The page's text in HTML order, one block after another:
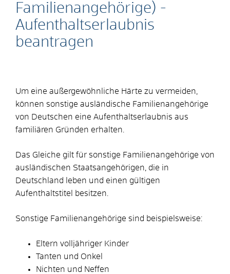
Familienangehörige) -
Aufenthaltserlaubnis
beantragen
Um eine außergewöhnliche Härte zu vermeiden,
können sonstige ausländische Familienangehörige
von Deutschen eine Aufenthaltserlaubnis aus
familiären Gründen erhalten.
Das Gleiche gilt für sonstige Familienangehörige von
ausländischen Staatsangehörigen, die in
Deutschland leben und einen gültigen
Aufenthaltstitel besitzen.
Sonstige Familienangehörige sind beispielsweise:
Eltern volljähriger Kinder
Tanten und Onkel
Nichten und Neffen